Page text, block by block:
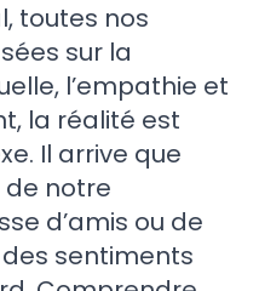
toutes nos
sur la
l’empathie et
la réalité est
Il arrive que
notre
d’amis ou de
sentiments